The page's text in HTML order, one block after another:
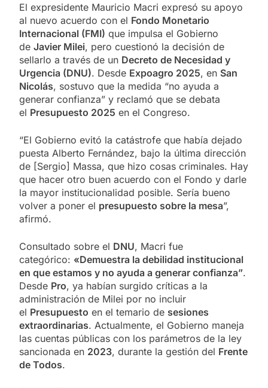
El expresidente Mauricio Macri expresó su apoyo
al nuevo acuerdo con el Fondo Monetario
Internacional (FMI) que impulsa el Gobierno
de Javier Milei, pero cuestionó la decisión de
sellarlo a través de un Decreto de Necesidad y
Urgencia (DNU). Desde Expoagro 2025, en San
Nicolás, sostuvo que la medida “no ayuda a
generar confianza” y reclamó que se debata
el Presupuesto 2025 en el Congreso.
“El Gobierno evitó la catástrofe que había dejado
puesta Alberto Fernández, bajo la última dirección
de [Sergio] Massa, que hizo cosas criminales. Hay
que hacer otro buen acuerdo con el Fondo y darle
la mayor institucionalidad posible. Sería bueno
volver a poner el presupuesto sobre la mesa”,
afirmó.
Consultado sobre el DNU, Macri fue
categórico: «Demuestra la debilidad institucional
en que estamos y no ayuda a generar confianza”.
Desde Pro, ya habían surgido críticas a la
administración de Milei por no incluir
el Presupuesto en el temario de sesiones
extraordinarias. Actualmente, el Gobierno maneja
las cuentas públicas con los parámetros de la ley
sancionada en 2023, durante la gestión del Frente
de Todos.